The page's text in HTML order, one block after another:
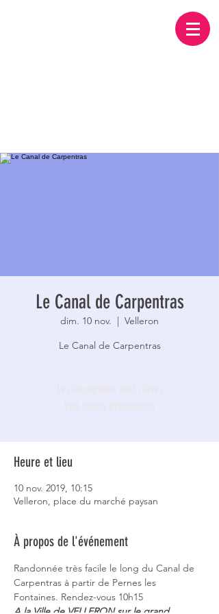
Le Canal de Carpentras
dim. 10 nov.
  |
Velleron
Le Canal de Carpentras
Heure et lieu
10 nov. 2019, 10:15
Velleron, place du marché paysan
À propos de l'événement
Randonnée très facile le long du Canal de
Carpentras à partir de Pernes les
Fontaines. Rendez-vous 10h15
A la Ville de VELLERON sur le grand